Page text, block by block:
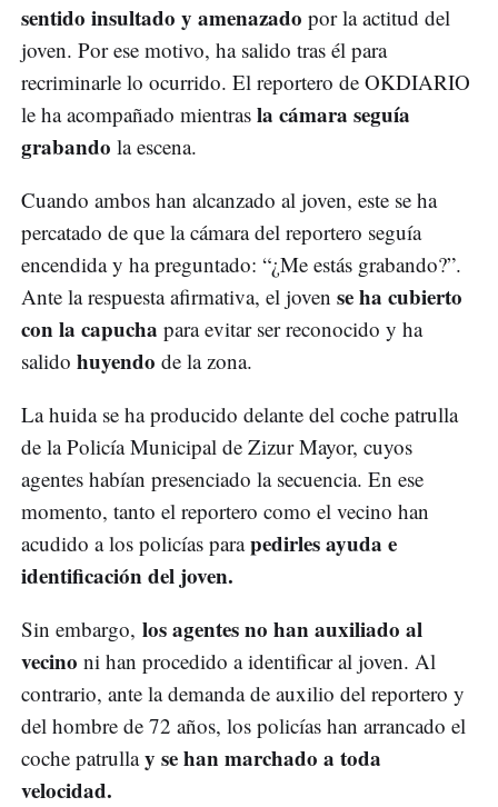
sentido insultado y amenazado por la actitud del
joven. Por ese motivo, ha salido tras él para
recriminarle lo ocurrido. El reportero de OKDIARIO
le ha acompañado mientras la cámara seguía
grabando la escena.
Cuando ambos han alcanzado al joven, este se ha
percatado de que la cámara del reportero seguía
encendida y ha preguntado: “¿Me estás grabando?”.
Ante la respuesta afirmativa, el joven se ha cubierto
con la capucha para evitar ser reconocido y ha
salido huyendo de la zona.
La huida se ha producido delante del coche patrulla
de la Policía Municipal de Zizur Mayor, cuyos
agentes habían presenciado la secuencia. En ese
momento, tanto el reportero como el vecino han
acudido a los policías parapedirles ayuda e
identificación del joven.
Sin embargo, los agentes no han auxiliado al
vecino ni han procedido a identificar al joven. Al
contrario, ante la demanda de auxilio del reportero y
del hombre de 72 años, los policías han arrancado el
coche patrullay se han marchado a toda
velocidad.